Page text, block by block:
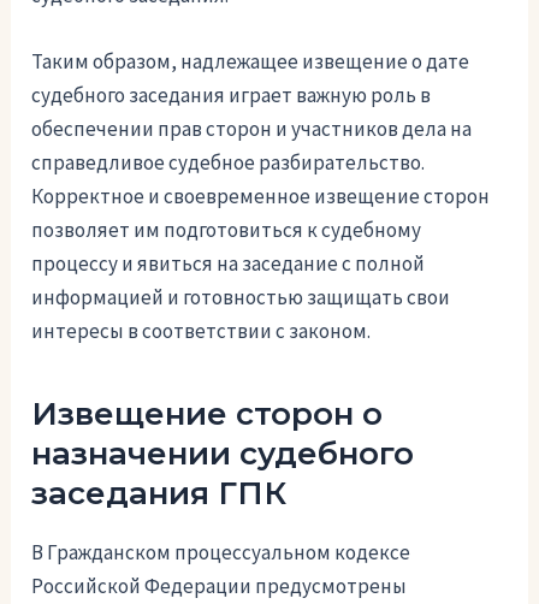
Таким образом, надлежащее извещение о дате
судебного заседания играет важную роль в
обеспечении прав сторон и участников дела на
справедливое судебное разбирательство.
Корректное и своевременное извещение сторон
позволяет им подготовиться к судебному
процессу и явиться на заседание с полной
информацией и готовностью защищать свои
интересы в соответствии с законом.
Извещение сторон о
назначении судебного
заседания ГПК
В Гражданском процессуальном кодексе
Российской Федерации предусмотрены